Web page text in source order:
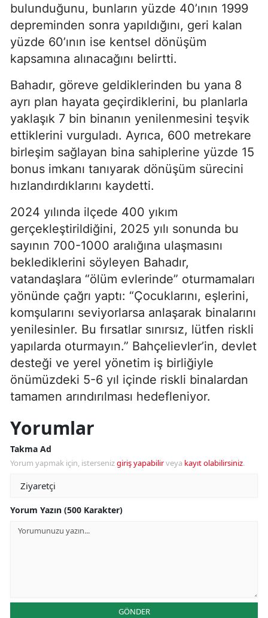
bulunduğunu, bunların yüzde 40’ının 1999
depreminden sonra yapıldığını, geri kalan
yüzde 60’ının ise kentsel dönüşüm
kapsamına alınacağını belirtti.
Bahadır, göreve geldiklerinden bu yana 8
ayrı plan hayata geçirdiklerini, bu planlarla
yaklaşık 7 bin binanın yenilenmesini teşvik
ettiklerini vurguladı. Ayrıca, 600 metrekare
birleşim sağlayan bina sahiplerine yüzde 15
bonus imkanı tanıyarak dönüşüm sürecini
hızlandırdıklarını kaydetti.
2024 yılında ilçede 400 yıkım
gerçekleştirildiğini, 2025 yılı sonunda bu
sayının 700-1000 aralığına ulaşmasını
beklediklerini söyleyen Bahadır,
vatandaşlara “ölüm evlerinde” oturmamaları
yönünde çağrı yaptı: “Çocuklarını, eşlerini,
komşularını seviyorlarsa anlaşarak binalarını
yenilesinler. Bu fırsatlar sınırsız, lütfen riskli
yapılarda oturmayın.” Bahçelievler’in, devlet
desteği ve yerel yönetim iş birliğiyle
önümüzdeki 5-6 yıl içinde riskli binalardan
tamamen arındırılması hedefleniyor.
Yorumlar
Takma Ad
Yorum yapmak için, istersenizgiriş yapabilirveya kayıt olabilirsiniz.
Yorum Yazın (500 Karakter)
GÖNDER